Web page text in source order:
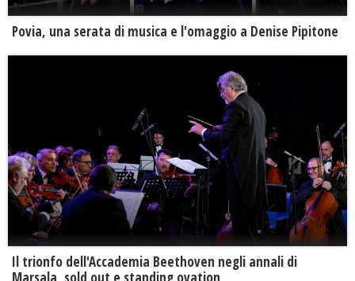
Povia, una serata di musica e l'omaggio a Denise Pipitone
Il trionfo dell'Accademia Beethoven negli annali di
Marsala, sold out e standing ovation